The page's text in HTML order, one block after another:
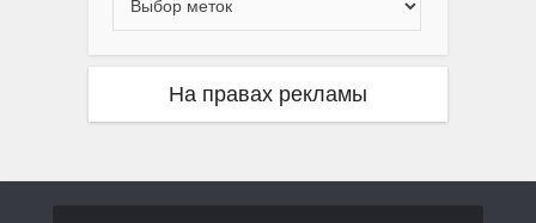
На правах рекламы